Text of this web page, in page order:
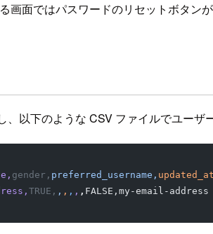
画面ではパスワードのリセットボタンが
以下のような CSV ファイルでユーザ
gender, preferred_username,
TRUE, , , , , , FALSE,my-email-address